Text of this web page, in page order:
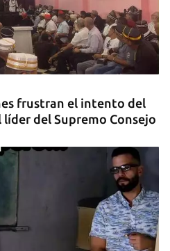
frustran el intento del
del Supremo Consejo